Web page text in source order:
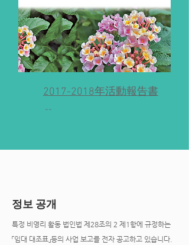
2017-2018年活動報告書
--
​정보 공개
특정 비영리 활동 법인법 제28조의 2 제1항에 규정하는
「임대 대조표」등의 사업 보고를 전자 공고하고 있습니다.